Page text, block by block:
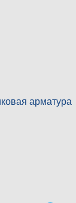
арматура